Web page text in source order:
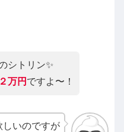
シトリン✨
２万円 ですよ〜！
しいのですが